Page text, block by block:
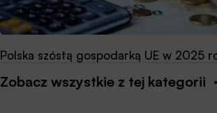
Polska szóstą gospodarką UE w 2025
Zobacz wszystkie z tej kategorii